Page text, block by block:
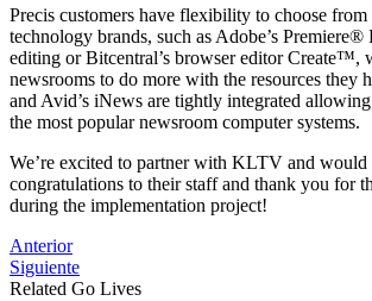
Precis customers have flexibility to choose
technology brands, such as Adobe’s
editing or Bitcentral’s browser editor Create™,
newsrooms to do more with the resources they
and Avid’s iNews are tightly integrated
the most popular newsroom computer systems.
We’re excited to partner with KLTV and would
congratulations to their staff and thank you for
during the implementation project!
Post
navigation
Anterior
Siguiente
Related Go Lives